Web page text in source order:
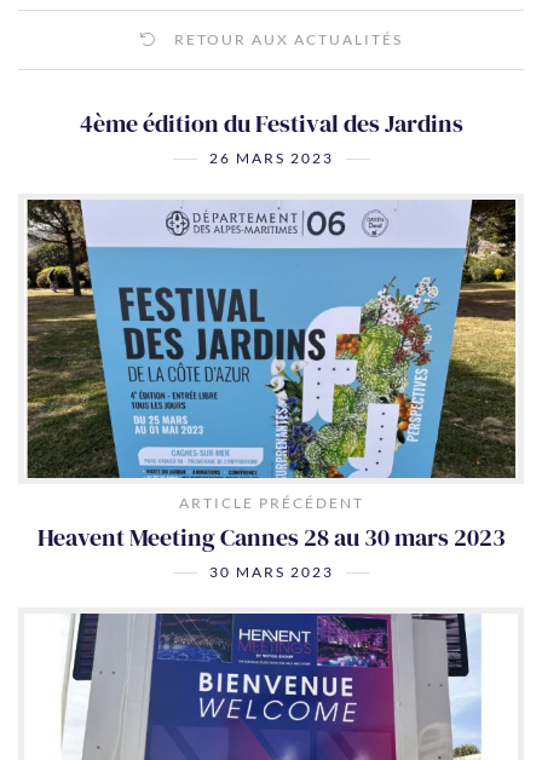
RETOUR AUX ACTUALITÉS
4ème édition du Festival des Jardins
26 MARS 2023
ARTICLE PRÉCÉDENT
Heavent Meeting Cannes 28 au 30 mars 2023
30 MARS 2023